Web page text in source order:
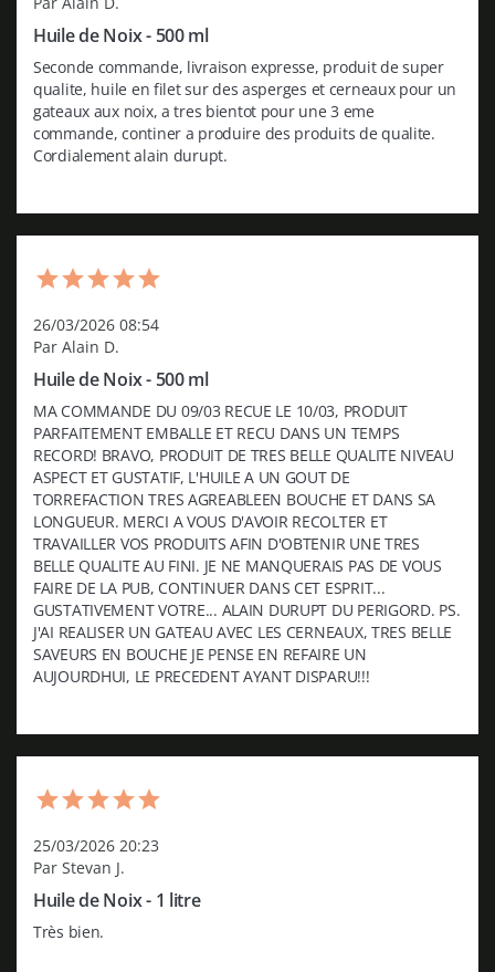
Huile de Noix - 500 ml
Seconde commande, livraison expresse, produit de super
qualite, huile en filet sur des asperges et cerneaux pour un
gateaux aux noix, a tres bientot pour une 3 eme
commande, continer a produire des produits de qualite.
Cordialement alain durupt.
26/03/2026 08:54
Par Alain D.
Huile de Noix - 500 ml
MA COMMANDE DU 09/03 RECUE LE 10/03, PRODUIT
PARFAITEMENT EMBALLE ET RECU DANS UN TEMPS
RECORD! BRAVO, PRODUIT DE TRES BELLE QUALITE NIVEAU
ASPECT ET GUSTATIF, L'HUILE A UN GOUT DE
TORREFACTION TRES AGREABLEEN BOUCHE ET DANS SA
LONGUEUR. MERCI A VOUS D'AVOIR RECOLTER ET
TRAVAILLER VOS PRODUITS AFIN D'OBTENIR UNE TRES
BELLE QUALITE AU FINI. JE NE MANQUERAIS PAS DE VOUS
FAIRE DE LA PUB, CONTINUER DANS CET ESPRIT...
GUSTATIVEMENT VOTRE... ALAIN DURUPT DU PERIGORD. PS.
J'AI REALISER UN GATEAU AVEC LES CERNEAUX, TRES BELLE
SAVEURS EN BOUCHE JE PENSE EN REFAIRE UN
AUJOURDHUI, LE PRECEDENT AYANT DISPARU!!!
25/03/2026 20:23
Par Stevan J.
Huile de Noix - 1 litre
Très bien.